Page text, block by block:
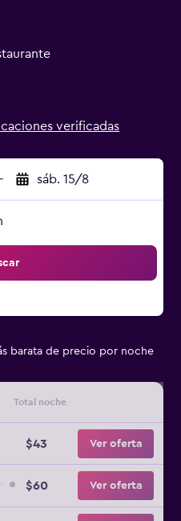
verificadas
- sáb. 15/8
barata de precio por noche
Total noche
$43 Ver oferta
$60 Ver oferta